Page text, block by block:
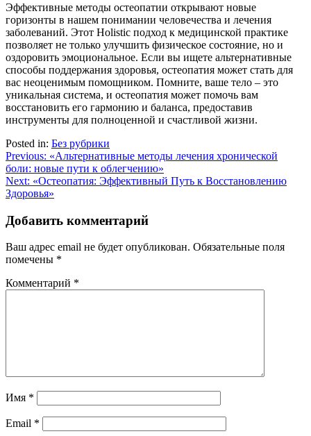
Эффективные методы остеопатии открывают новые
горизонты в нашем понимании человечества и лечения
заболеваний. Этот Holistic подход к медицинской практике
позволяет не только улучшить физическое состояние, но и
оздоровить эмоциональное. Если вы ищете альтернативные
способы поддержания здоровья, остеопатия может стать для
вас неоценимым помощником. Помните, ваше тело – это
уникальная система, и остеопатия может помочь вам
восстановить его гармонию и баланса, предоставив
инструменты для полноценной и счастливой жизни.
Posted in: Без рубрики
Навигация
по
записям
Previous: «Альтернативные методы лечения хронической
боли: новые пути к облегчению»
Next: «Остеопатия: Эффективный Путь к Восстановлению
Здоровья»
Добавить комментарий
Ваш адрес email не будет опубликован. Обязательные поля
помечены *
Комментарий *
Имя *
Email *